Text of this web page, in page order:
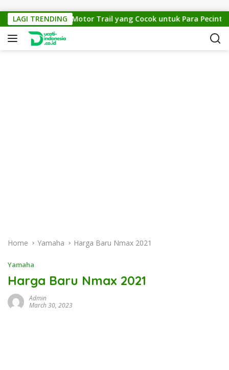
LAGI TRENDING
KTM Cross 150: Motor Trail yang Cocok untuk Para Pecinta
Home Yamaha Harga Baru Nmax 2021
Yamaha
Harga Baru Nmax 2021
Admin
March 30, 2023